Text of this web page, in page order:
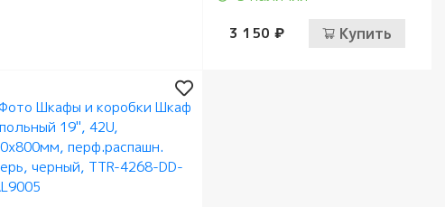
3 150 ₽ Купить